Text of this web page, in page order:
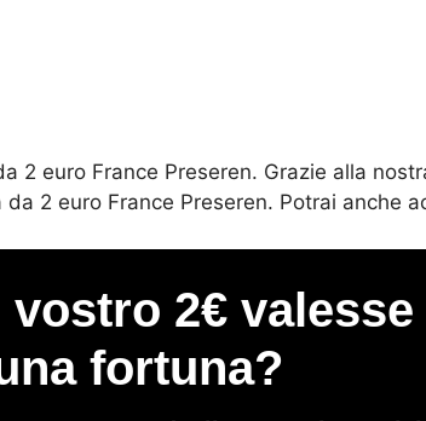
2 euro France Preseren. Grazie alla
2 euro France Preseren. Potrai anche